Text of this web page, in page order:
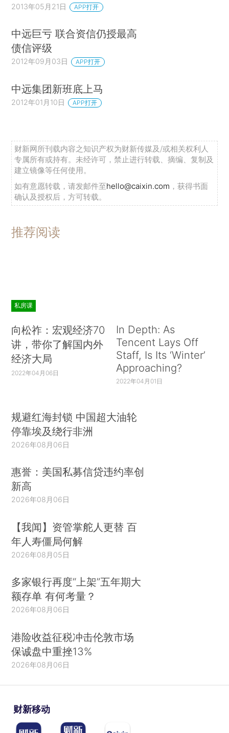
2013年05月21日 APP打开
中远巨亏 联合资信仍授最高
债信评级
2012年09月03日 APP打开
中远集团新班底上马
2012年01月10日 APP打开
财新网所刊载内容之知识产权为财新传媒及/或相关权利人
专属所有或持有。未经许可，禁止进行转载、摘编、复制及
建立镜像等任何使用。
如有意愿转载，请发邮件至hello@caixin.com ，获得书面
确认及授权后，方可转载。
推荐阅读
私房课
向松祚：宏观经济70
讲，带你了解国内外
经济大局
2022年04月06日
In Depth: As
Tencent Lays Off
Staff, Is Its ‘Winter’
Approaching?
2022年04月01日
规避红海封锁 中国超大油轮
停靠埃及绕行非洲
2026年08月06日
惠誉：美国私募信贷违约率创
新高
2026年08月06日
【我闻】资管掌舵人更替 百
年人寿僵局何解
2026年08月05日
多家银行再度“上架”五年期大
额存单 有何考量？
2026年08月06日
港险收益征税冲击伦敦市场
保诚盘中重挫13%
2026年08月06日
财新移动